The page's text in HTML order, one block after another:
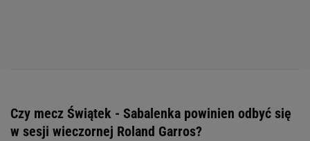
Czy mecz Świątek - Sabalenka powinien odbyć się
w sesji wieczornej Roland Garros?